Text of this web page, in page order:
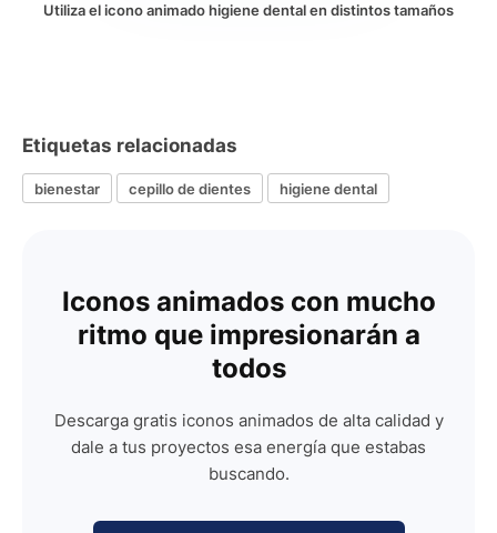
Utiliza el icono animado higiene dental en distintos tamaños
Etiquetas relacionadas
bienestar cepillo de dientes higiene dental
Iconos animados con mucho
ritmo que impresionarán a
todos
Descarga gratis iconos animados de alta calidad y
dale a tus proyectos esa energía que estabas
buscando.